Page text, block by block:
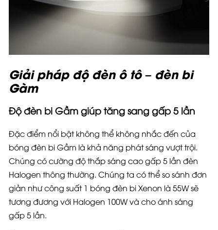
Giải pháp độ đèn ô tô – đèn bi
Gầm
Độ đèn bi Gầm giúp tăng sang gấp 5 lần
Đặc điểm nổi bật không thể không nhắc đến của
bóng đèn bi Gầm là khả năng phát sáng vượt trội.
Chúng có cường độ thắp sáng cao gấp 5 lần đèn
Halogen thông thường. Chúng ta có thể so sánh đơn
giản như công suất 1 bóng đèn bi Xenon là 55W sẽ
tương đương với Halogen 100W và cho ánh sáng
gấp 5 lần.